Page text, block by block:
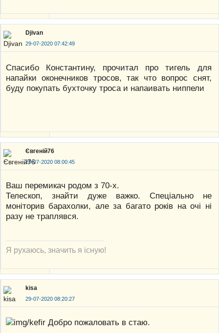
Djivan
29-07-2020 07:42:49
Спасибо Константину, прочитал про тигель для
напайки оконечников тросов, так что вопрос снят,
буду покупать бухточку троса и напаивать ниппели
Євгеній76
29-07-2020 08:00:45
Ваш перемикач родом з 70-х.
Телескоп, знайти дуже важко. Спеціально не
моніторив барахолки, але за багато років на очі ні
разу не траплявся.
Я рухаюсь, значить я існую!
kisa
29-07-2020 08:20:27
Добро пожаловать в стаю.